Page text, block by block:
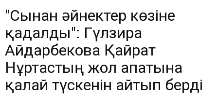
"Сынған әйнектер көзіне
қадалды": Гүлзира
Айдарбекова Қайрат
Нұртастың жол апатына
қалай түскенін айтып берді